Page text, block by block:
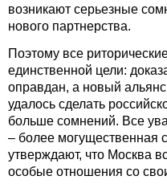
возникают серьезные
нового партнерства.
Поэтому все
единственной цели:
оправдан, а новый
удалось сделать
больше сомнений. Все
– более могущественная
утверждают, что Москва
особые отношения со